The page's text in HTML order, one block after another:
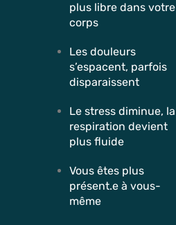
plus libre dans votre
corps
Les douleurs
s’espacent, parfois
disparaissent
Le stress diminue, la
respiration devient
plus fluide
Vous êtes plus
présent.e à vous-
même